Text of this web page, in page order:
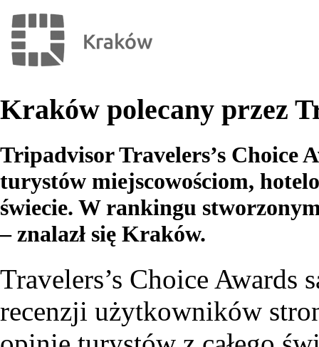
Kraków polecany przez
Tripadvisor Travelers’s Choice
turystów miejscowościom,
świecie. W rankingu
– znalazł się Kraków.
Travelers’s Choice Awards
recenzji użytkowników